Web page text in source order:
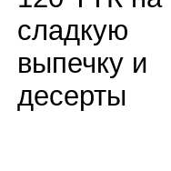
сладкую
выпечку и
десерты